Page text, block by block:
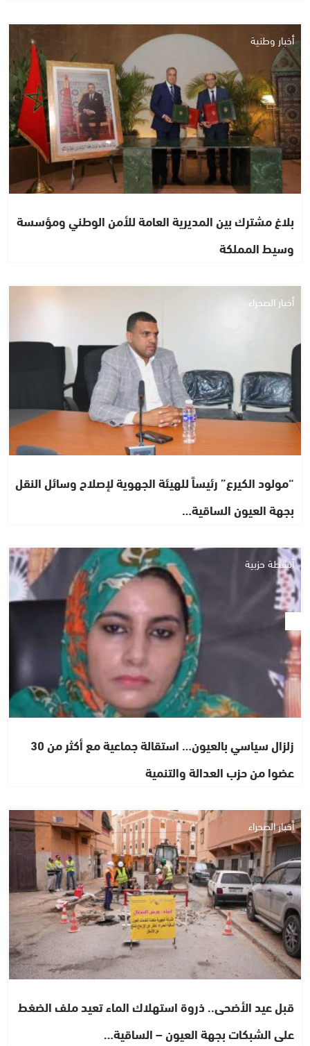
أخبار وطنية
بلاغ مشترك بين المديرية العامة للأمن الوطني ومؤسسة
وسيط المملكة
أخبار الصحراء
“مولود الكيرع” رئيساً للهيئة الجهوية لإصلاح وسائل النقل
بجهة العيون الساقية…
أنشطة حزبية
زلزال سياسي بالعيون… استقالة جماعية مع أكثر من 30
عضوا من حزب العدالة والتنمية
أخبار الصحراء
قبل عيد الأضحى.. ذروة استهلاك الماء تعيد ملف الضغط
على الشبكات بجهة العيون – الساقية…